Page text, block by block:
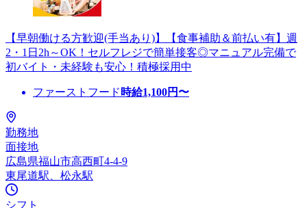
【早朝働ける方歓迎(手当あり)】【食事補助＆前払い有】週
2・1日2h～OK！セルフレジで簡単接客◎マニュアル完備で
初バイト・未経験も安心！積極採用中
ファーストフード 時給1,100円〜
勤務地
面接地
広島県福山市高西町4-4-9
東尾道駅、松永駅
シフト